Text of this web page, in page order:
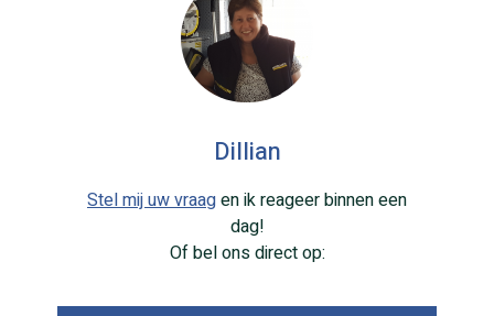
Dillian
Stel mij uw vraagen ik reageer binnen een
dag!
Of bel ons direct op: